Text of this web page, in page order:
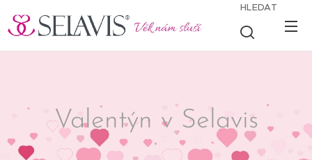
HLEDAT
Valentýn v Selavis